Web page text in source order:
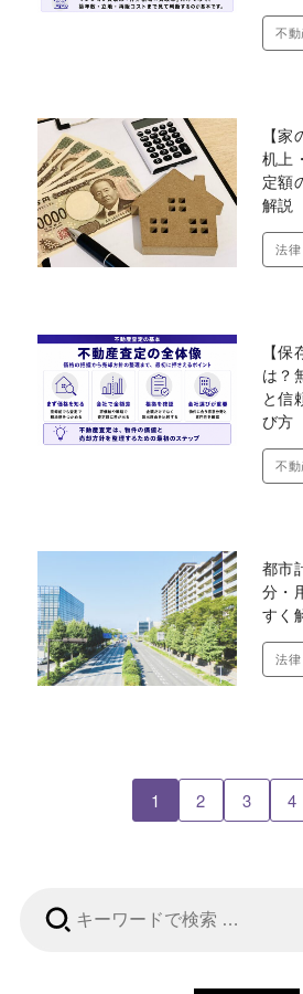
不
【
机上
定額
解説
法
【
は？
と信
び方
不
都市
分・
すく
法律
1 2 3 4